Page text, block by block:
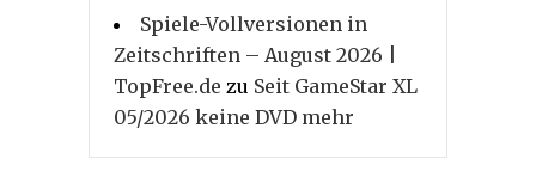
Spiele-Vollversionen in
Zeitschriften – August 2026 |
TopFree.de zu Seit GameStar XL
05/2026 keine DVD mehr